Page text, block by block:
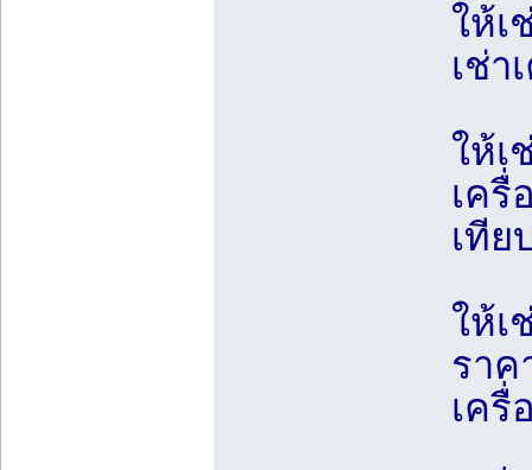
ให้เ
เช่า
ให้เ
เครื่
เทีย
ให้เ
ราค
เครื่